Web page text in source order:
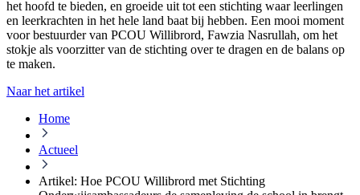
het hoofd te bieden, en groeide uit tot een stichting waar leerlingen
en leerkrachten in het hele land baat bij hebben. Een mooi moment
voor bestuurder van PCOU Willibrord, Fawzia Nasrullah, om het
stokje als voorzitter van de stichting over te dragen en de balans op
te maken.
Naar het artikel
Home
Actueel
Artikel: Hoe PCOU Willibrord met Stichting